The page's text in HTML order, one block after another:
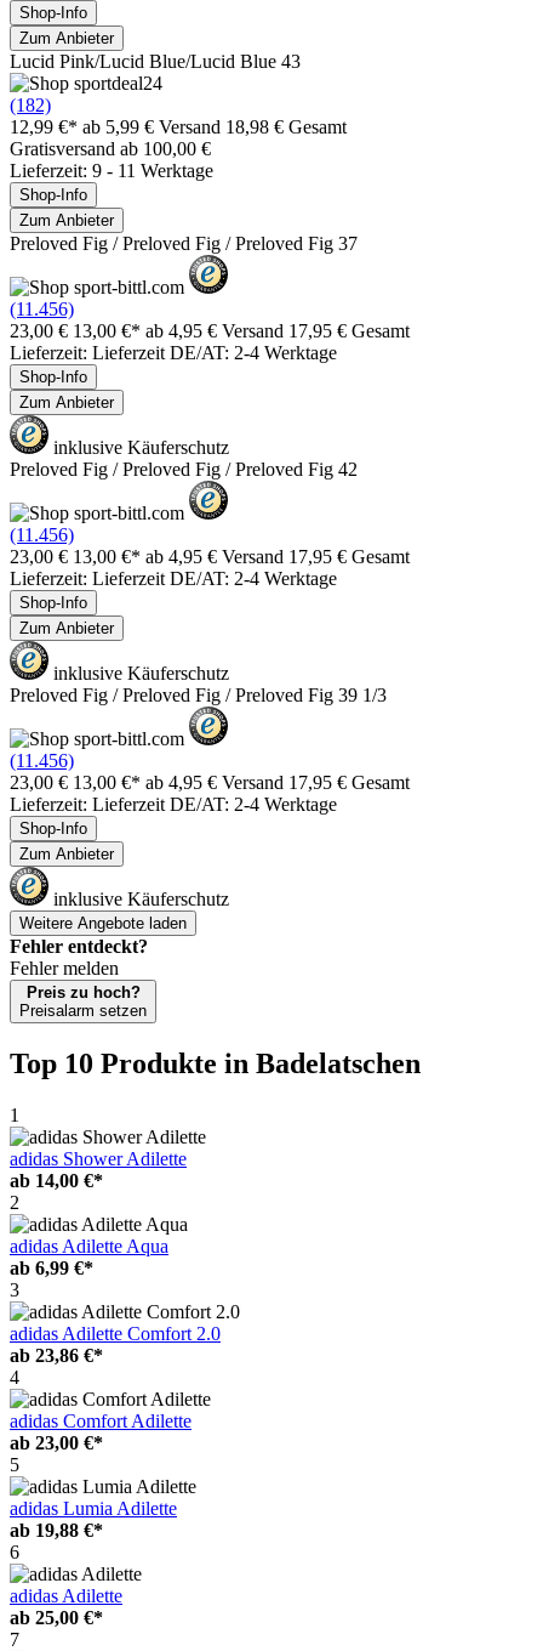
Shop-Info
Zum Anbieter
Lucid Pink/Lucid Blue/Lucid Blue 43
(182)
12,99 €* ab 5,99 € Versand 18,98 € Gesamt
Gratisversand ab 100,00 €
Lieferzeit: 9 - 11 Werktage
Shop-Info
Zum Anbieter
Preloved Fig / Preloved Fig / Preloved Fig 37
(11.456)
23,00 € 13,00 €* ab 4,95 € Versand 17,95 € Gesamt
Lieferzeit: Lieferzeit DE/AT: 2-4 Werktage
Shop-Info
Zum Anbieter
inklusive Käuferschutz
Preloved Fig / Preloved Fig / Preloved Fig 42
(11.456)
23,00 € 13,00 €* ab 4,95 € Versand 17,95 € Gesamt
Lieferzeit: Lieferzeit DE/AT: 2-4 Werktage
Shop-Info
Zum Anbieter
inklusive Käuferschutz
Preloved Fig / Preloved Fig / Preloved Fig 39 1/3
(11.456)
23,00 € 13,00 €* ab 4,95 € Versand 17,95 € Gesamt
Lieferzeit: Lieferzeit DE/AT: 2-4 Werktage
Shop-Info
Zum Anbieter
inklusive Käuferschutz
Weitere Angebote laden
Fehler entdeckt?
Fehler melden
Preis zu hoch?
Preisalarm setzen
Top 10 Produkte in Badelatschen
1
adidas Shower Adilette
ab 14,00 €*
2
adidas Adilette Aqua
ab 6,99 €*
3
adidas Adilette Comfort 2.0
ab 23,86 €*
4
adidas Comfort Adilette
ab 23,00 €*
5
adidas Lumia Adilette
ab 19,88 €*
6
adidas Adilette
ab 25,00 €*
7